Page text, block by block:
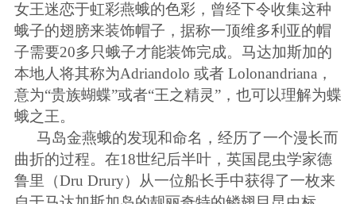
女王迷恋于虹彩燕蛾的色彩，曾经下令收集这种
蛾子的翅膀来装饰帽子，据称一顶维多利亚的帽
子需要20多只蛾子才能装饰完成。马达加斯加的
本地人将其称为Adriandolo 或者Lolonandriana，
意为“贵族蝴蝶”或者“王之精灵”，也可以理解为蝶
蛾之王。
马岛金燕蛾的发现和命名，经历了一个漫长而
曲折的过程。在18世纪后半叶，英国昆虫学家德
鲁里（Dru Drury）从一位船长手中获得了一枚来